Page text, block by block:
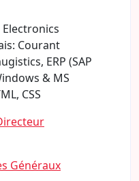
Courant
ERP (SAP
& MS
CSS
Généraux